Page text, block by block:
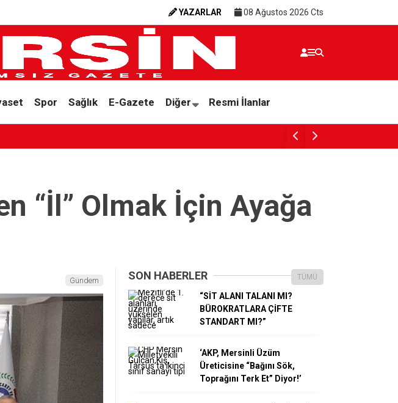
YAZARLAR 08 Ağustos 2026 Cts
Spor Sağlık E-Gazete Diğer Resmi İlanlar
“İl” Olmak İçin Ayağa
Gündem SON HABERLER TÜMÜ
“SİT ALANI TALANI MI?
BÜROKRATLARA ÇİFTE
STANDART MI?”
‘AKP, Mersinli Üzüm
Üreticisine “Bağını Sök,
Toprağını Terk Et” Diyor!’